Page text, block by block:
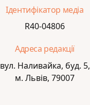
Ідентифікатор медіа
R40-04806
Адреса редакції
вул. Наливайка, буд. 5,
м. Львів, 79007